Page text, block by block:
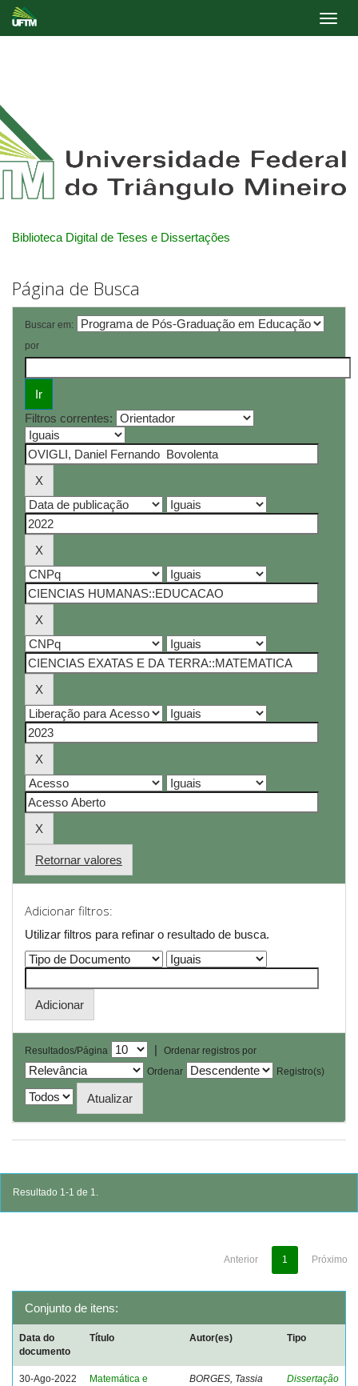
Biblioteca Digital de Teses e Dissertações
Página de Busca
Buscar em:
por
Filtros correntes:
Retornar valores
Adicionar filtros:
Utilizar filtros para refinar o resultado de busca.
Resultados/Página |
Ordenar registros por
Ordenar
Registro(s)
Resultado 1-1 de 1.
Anterior 1 Próximo
Conjunto de itens:
Data do
documento
Título Autor(es) Tipo
30-Ago-2022
Matemática e
BORGES, Tassia
Dissertação